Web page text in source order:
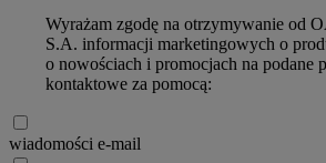
Wyrażam zgodę na otrzymywanie od
S.A. informacji marketingowych o
o nowościach i promocjach na podane
kontaktowe za pomocą:
wiadomości e-mail